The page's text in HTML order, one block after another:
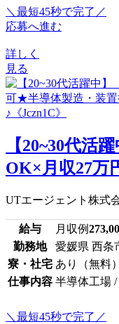
＼最短45秒で完了／
応募へ進む
詳しく
見る
【20~30代活
OK×月収27万
UTエージェント株式
給与 月収例
勤務地
愛媛県 西条
寮・社宅 あり（無料）
仕事内容 半導体工場
＼最短45秒で完了／